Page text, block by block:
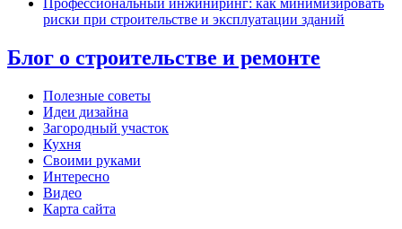
Профессиональный инжиниринг: как минимизировать
риски при строительстве и эксплуатации зданий
Блог о строительстве и ремонте
Полезные советы
Идеи дизайна
Загородный участок
Кухня
Своими руками
Интересно
Видео
Карта сайта